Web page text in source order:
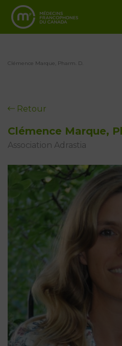
Clémence Marque, Pharm. D.
Retour
Clémence Marque,
Association Adrastia